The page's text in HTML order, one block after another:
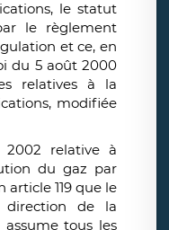
le statut
le règlement
et ce, en
du 5 août 2000
relatives à la
modifiée
relative à
du gaz par
article 119 que le
de la
tous les